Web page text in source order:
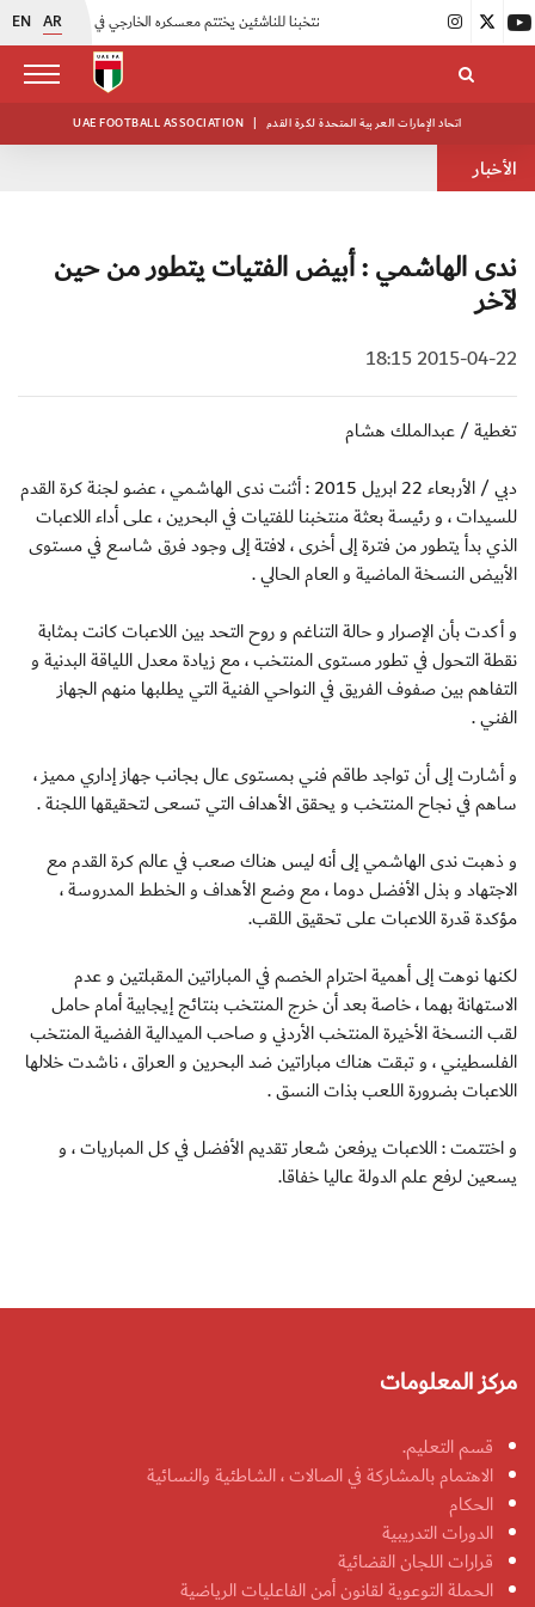
EN AR
اتحاد الكرة يُنظم ورشة عمل للمراقبين المعتمدين |
UAE FOOTBALL ASSOCIATION | اتحاد الإمارات العربية المتحدة لكرة القدم
الأخبار
ندى الهاشمي : أبيض الفتيات يتطور من حين
لآخر
2015-04-22 18:15
تغطية / عبدالملك هشام
دبي / الأربعاء 22 ابريل 2015 : أثنت ندى الهاشمي ، عضو لجنة كرة القدم
للسيدات ، و رئيسة بعثة منتخبنا للفتيات في البحرين ، على أداء اللاعبات
الذي بدأ يتطور من فترة إلى أخرى ، لافتة إلى وجود فرق شاسع في مستوى
الأبيض النسخة الماضية و العام الحالي .
و أكدت بأن الإصرار و حالة التناغم و روح التحد بين اللاعبات كانت بمثابة
نقطة التحول في تطور مستوى المنتخب ، مع زيادة معدل اللياقة البدنية و
التفاهم بين صفوف الفريق في النواحي الفنية التي يطلبها منهم الجهاز
الفني .
و أشارت إلى أن تواجد طاقم فني بمستوى عال بجانب جهاز إداري مميز ،
ساهم في نجاح المنتخب و يحقق الأهداف التي تسعى لتحقيقها اللجنة .
و ذهبت ندى الهاشمي إلى أنه ليس هناك صعب في عالم كرة القدم مع
الاجتهاد و بذل الأفضل دوما ، مع وضع الأهداف و الخطط المدروسة ،
مؤكدة قدرة اللاعبات على تحقيق اللقب.
لكنها نوهت إلى أهمية احترام الخصم في المباراتين المقبلتين و عدم
الاستهانة بهما ، خاصة بعد أن خرج المنتخب بنتائج إيجابية أمام حامل
لقب النسخة الأخيرة المنتخب الأردني و صاحب الميدالية الفضية المنتخب
الفلسطيني ، و تبقت هناك مباراتين ضد البحرين و العراق ، ناشدت خلالها
اللاعبات بضرورة اللعب بذات النسق .
و اختتمت : اللاعبات يرفعن شعار تقديم الأفضل في كل المباريات ، و
يسعين لرفع علم الدولة عاليا خفاقا.
مركز المعلومات
قسم التعليم.
الاهتمام بالمشاركة في الصالات ، الشاطئية والنسائية
الحكام
الدورات التدريبية
قرارات اللجان القضائية
الحملة التوعوية لقانون أمن الفاعليات الرياضية